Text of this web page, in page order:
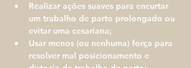
Realizar ações suaves para encurtar
um trabalho de parto prolongado ou
evitar uma cesariana;
Usar menos (ou nenhuma) força para
resolver mal posicionamento e